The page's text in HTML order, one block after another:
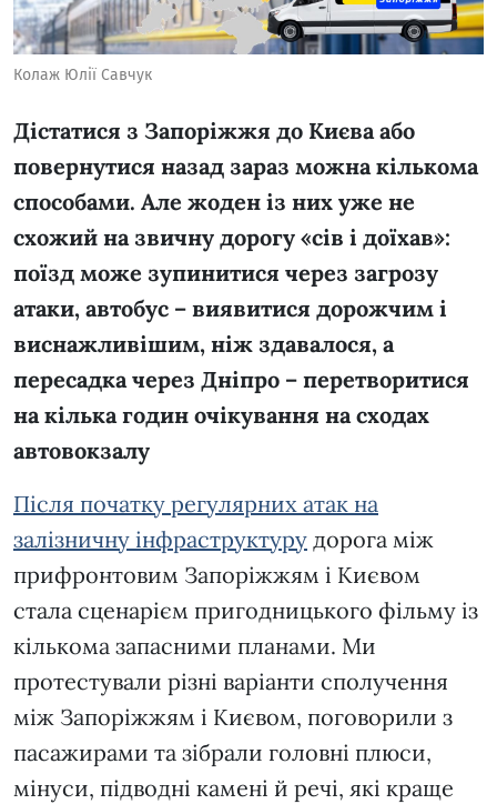
Колаж Юлії Савчук
Дістатися з Запоріжжя до Києва або
повернутися назад зараз можна кількома
способами. Але жоден із них уже не
схожий на звичну дорогу «сів і доїхав»:
поїзд може зупинитися через загрозу
атаки, автобус – виявитися дорожчим і
виснажливішим, ніж здавалося, а
пересадка через Дніпро – перетворитися
на кілька годин очікування на сходах
автовокзалу
Після початку регулярних атак на
залізничну інфраструктуру дорога між
прифронтовим Запоріжжям і Києвом
стала сценарієм пригодницького фільму із
кількома запасними планами. Ми
протестували різні варіанти сполучення
між Запоріжжям і Києвом, поговорили з
пасажирами та зібрали головні плюси,
мінуси, підводні камені й речі, які краще